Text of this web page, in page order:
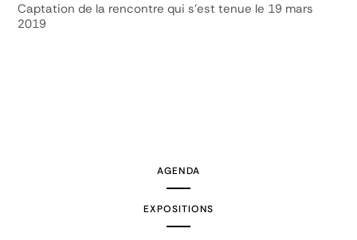
Captation de la rencontre qui s'est tenue le 19 mars
2019
AGENDA
EXPOSITIONS